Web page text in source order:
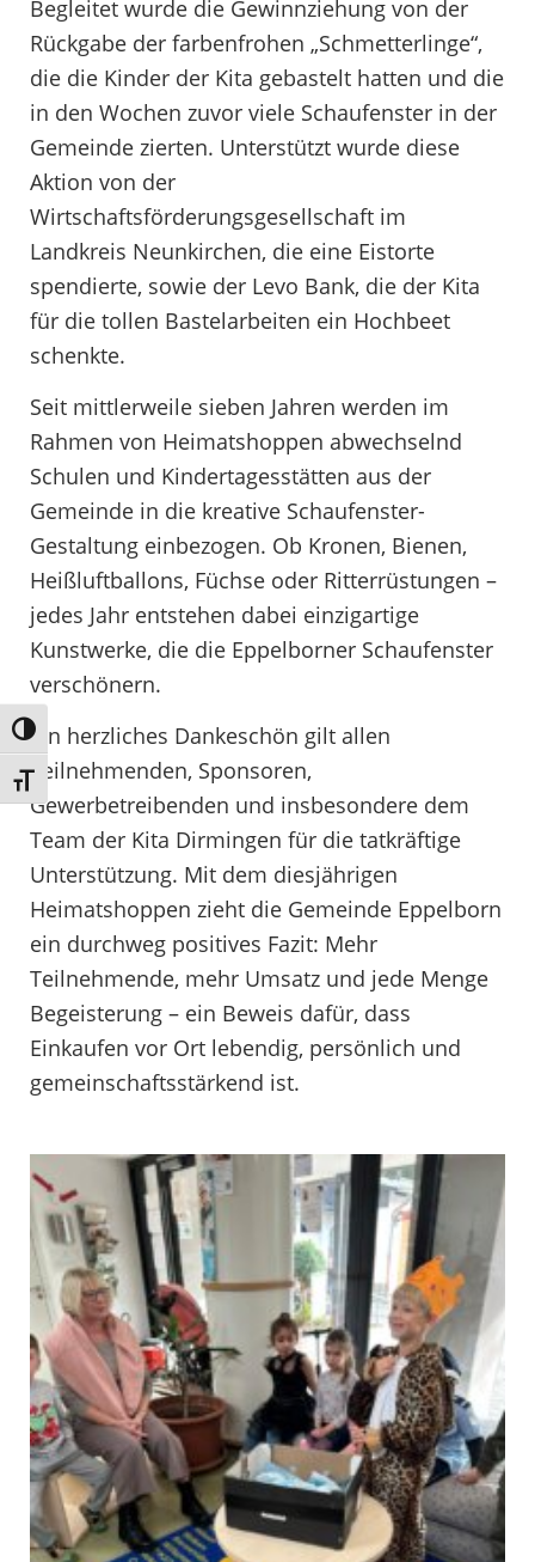
Umschalten auf hohe Kontraste
Schrift vergrößern
Begleitet wurde die Gewinnziehung von der
Rückgabe der farbenfrohen „Schmetterlinge“,
die die Kinder der Kita gebastelt hatten und die
in den Wochen zuvor viele Schaufenster in der
Gemeinde zierten. Unterstützt wurde diese
Aktion von der
Wirtschaftsförderungsgesellschaft im
Landkreis Neunkirchen, die eine Eistorte
spendierte, sowie der Levo Bank, die der Kita
für die tollen Bastelarbeiten ein Hochbeet
schenkte.
Seit mittlerweile sieben Jahren werden im
Rahmen von Heimatshoppen abwechselnd
Schulen und Kindertagesstätten aus der
Gemeinde in die kreative Schaufenster-
Gestaltung einbezogen. Ob Kronen, Bienen,
Heißluftballons, Füchse oder Ritterrüstungen –
jedes Jahr entstehen dabei einzigartige
Kunstwerke, die die Eppelborner Schaufenster
verschönern.
Ein herzliches Dankeschön gilt allen
Teilnehmenden, Sponsoren,
Gewerbetreibenden und insbesondere dem
Team der Kita Dirmingen für die tatkräftige
Unterstützung. Mit dem diesjährigen
Heimatshoppen zieht die Gemeinde Eppelborn
ein durchweg positives Fazit: Mehr
Teilnehmende, mehr Umsatz und jede Menge
Begeisterung – ein Beweis dafür, dass
Einkaufen vor Ort lebendig, persönlich und
gemeinschaftsstärkend ist.